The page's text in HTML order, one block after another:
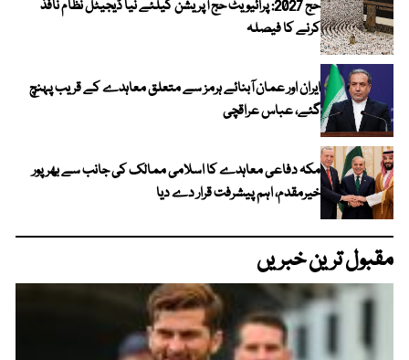
حج 2027: پرائیویٹ حج آپریشن کیلئے نیا ڈیجیٹل نظام نافذ
کرنے کا فیصلہ
ایران اور عمان آبنائے ہرمز سے متعلق معاہدے کے قریب پہنچ
گئے، عباس عراقچی
مکہ دفاعی معاہدے کا اسلامی ممالک کی جانب سے بھرپور
خیرمقدم، اہم پیشرفت قرار دے دیا
مقبول ترین خبریں